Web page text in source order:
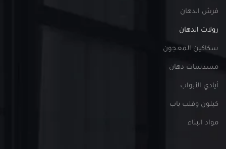
فرش الدهان
رولات الدهان
سكاكين المعجون
مسدسات دهان
أيادي الأبواب
كيلون وقلب باب
مواد البناء